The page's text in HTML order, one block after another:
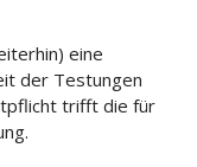
eine
der Testungen
trifft die für